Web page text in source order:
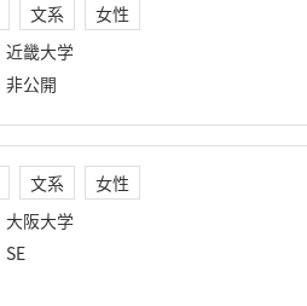
文系
女性
近畿大学
非公開
文系
女性
大阪大学
SE